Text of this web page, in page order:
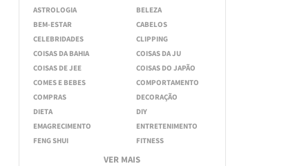
ASTROLOGIA
BELEZA
BEM-ESTAR
CABELOS
CELEBRIDADES
CLIPPING
COISAS DA BAHIA
COISAS DA JU
COISAS DE JEE
COISAS DO JAPÃO
COMES E BEBES
COMPORTAMENTO
COMPRAS
DECORAÇÃO
DIETA
DIY
EMAGRECIMENTO
ENTRETENIMENTO
FENG SHUI
FITNESS
VER MAIS